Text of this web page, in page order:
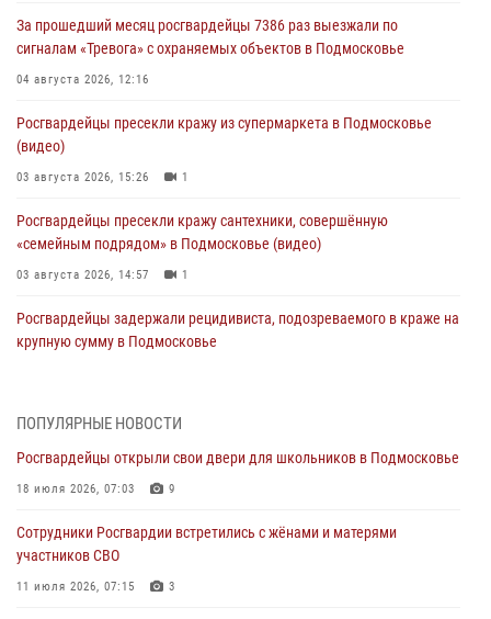
За прошедший месяц росгвардейцы 7386 раз выезжали по
сигналам «Тревога» с охраняемых объектов в Подмосковье
04 августа 2026, 12:16
Росгвардейцы пресекли кражу из супермаркета в Подмосковье
(видео)
03 августа 2026, 15:26 1
Росгвардейцы пресекли кражу сантехники, совершённую
«семейным подрядом» в Подмосковье (видео)
03 августа 2026, 14:57 1
Росгвардейцы задержали рецидивиста, подозреваемого в краже на
крупную сумму в Подмосковье
Росгвардейцы задержали подозреваемых в мошеннических
31 июля 2026, 09:30
(видео)
30 июля 2026, 08:10
ПОПУЛЯРНЫЕ НОВОСТИ
Росгвардейцы открыли свои двери для школьников в Подмосковье
18 июля 2026, 07:03 9
Сотрудники Росгвардии встретились с жёнами и матерями
участников СВО
11 июля 2026, 07:15 3